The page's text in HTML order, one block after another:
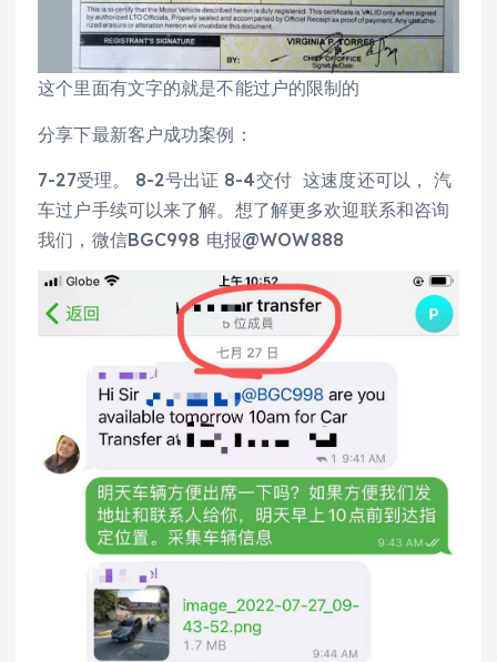
这个里面有文字的就是不能过户的限制的
分享下最新客户成功案例：
7-27受理。 8-2号出证 8-4交付 这速度还可以， 汽
车过户手续可以来了解。想了解更多欢迎联系和咨询
我们，微信BGC998 电报@WOW888